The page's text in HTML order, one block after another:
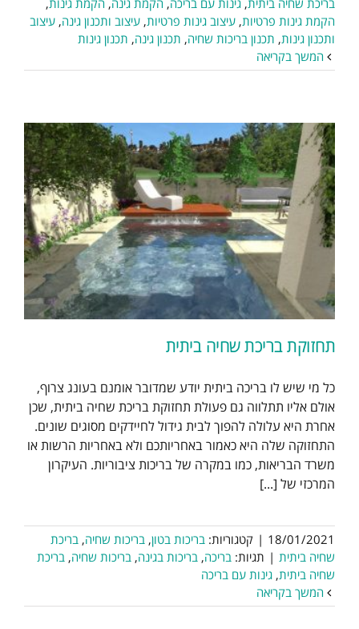
בריכת שחיה ביתית, גינות עם בריכה, הקמת גינה, הקמת גינות,
הקמת גינות פרטיות, עיצוב גינות פרטיות, עיצוב ותכנון גינה, עיצוב
ותכנון גינות, תכנון בריכות שחיה, תכנון גינה, תכנון גינות
המשך בקריאה
תחזוקת בריכת שחיה ביתית
כל מי שיש לו בריכה ביתית יודע שמדובר אומנם בעונג צרוף,
אולם אליו תתלווה גם פעולת תחזוקת בריכת שחיה ביתית, שכן
אחרת היא עלולה להפוך לבית גידול לחיידקים מסוגים שונים.
התחזוקה שלה היא כאמור באחריותכם ולא באחריות הרשות או
משרד הבריאות, כמו במקרה של בריכות ציבוריות. העיקרון
המרכזי של [...]
18/01/2021
| קטגוריות: בריכות בטון, בריכות שחיה, בריכת
שחיה ביתית | תגיות: בריכה, בריכות בגינה, בריכות שחיה, בריכת
שחיה ביתית, גינות עם בריכה
המשך בקריאה